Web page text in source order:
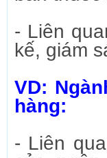
- Liên
kế, giám
VD:
hàng:
- Liên